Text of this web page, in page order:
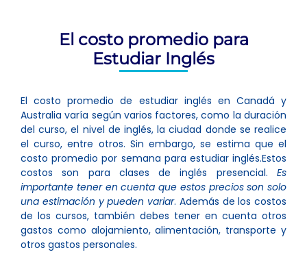
El costo promedio para
Estudiar Inglés
El costo promedio de estudiar inglés en Canadá y
Australia varía según varios factores, como la duración
del curso, el nivel de inglés, la ciudad donde se realice
el curso, entre otros. Sin embargo, se estima que el
costo promedio por semana para estudiar inglés.Estos
costos son para clases de inglés presencial. Es
importante tener en cuenta que estos precios son solo
una estimación y pueden variar. Además de los costos
de los cursos, también debes tener en cuenta otros
gastos como alojamiento, alimentación, transporte y
otros gastos personales.